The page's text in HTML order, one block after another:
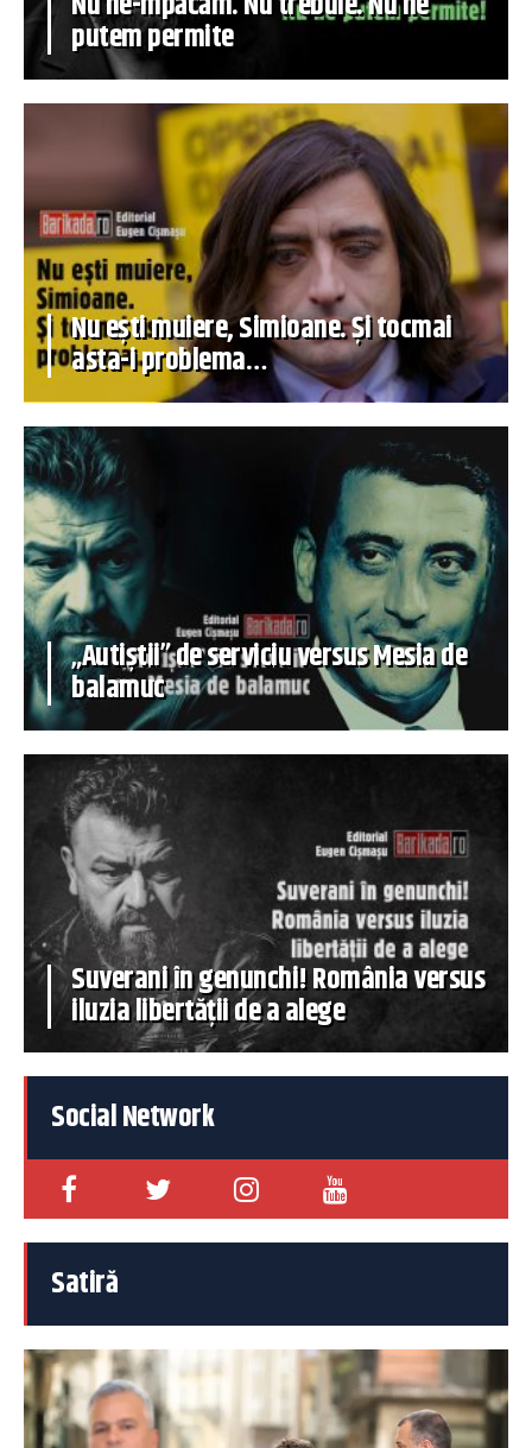
putem permite
Nu ești muiere, Simioane. Și tocmai
asta-i problema…
„Autiștii” de serviciu versus Mesia de
balamuc
Suverani în genunchi! România versus
iluzia libertății de a alege
Social Network
Satiră